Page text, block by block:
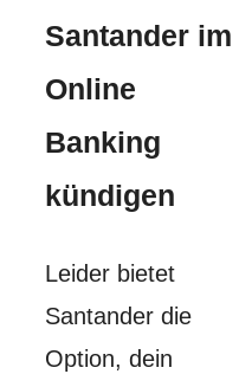
Santander im
Online
Banking
kündigen
Leider bietet
Santander die
Option, dein